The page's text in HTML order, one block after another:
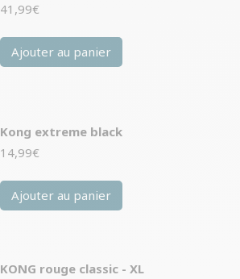
41,99€
Ajouter au panier
Kong extreme black
14,99€
Ajouter au panier
KONG rouge classic - XL